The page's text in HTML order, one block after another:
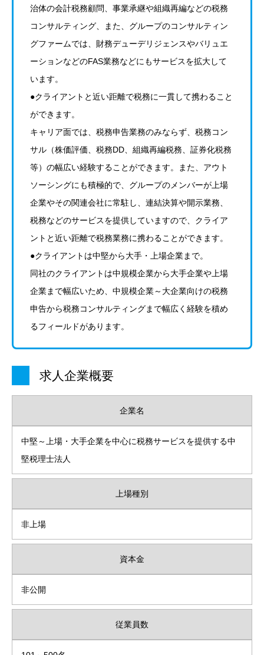
治体の会計税務顧問、事業承継や組織再編などの税務
コンサルティング、また、グループのコンサルティン
グファームでは、財務デューデリジェンスやバリュエ
ーションなどのFAS業務などにもサービスを拡大して
います。
●クライアントと近い距離で税務に一貫して携わること
ができます。
キャリア面では、税務申告業務のみならず、税務コン
サル（株価評価、税務DD、組織再編税務、証券化税務
等）の幅広い経験することができます。また、アウト
ソーシングにも積極的で、グループのメンバーが上場
企業やその関連会社に常駐し、連結決算や開示業務、
税務などのサービスを提供していますので、クライア
ントと近い距離で税務業務に携わることができます。
●クライアントは中堅から大手・上場企業まで。
同社のクライアントは中規模企業から大手企業や上場
企業まで幅広いため、中規模企業～大企業向けの税務
申告から税務コンサルティングまで幅広く経験を積め
るフィールドがあります。
求人企業概要
企業名
中堅～上場・大手企業を中心に税務サービスを提供する中
堅税理士法人
上場種別
非上場
資本金
非公開
従業員数